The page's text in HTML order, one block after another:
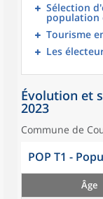
Sélection
population
Tourisme
Les
Évolution et
2023
Commune de
POP T1 -
Âge